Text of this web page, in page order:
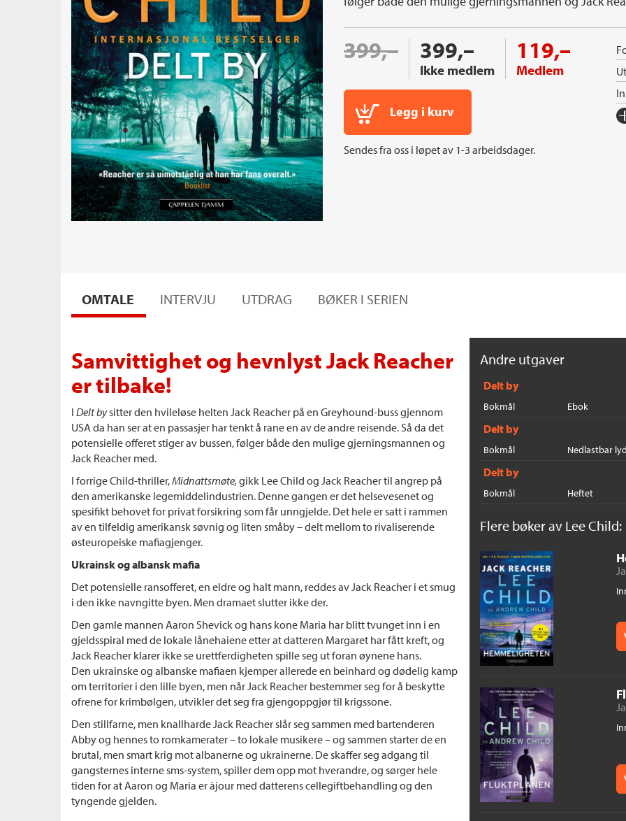
399,– 399,–
Ikke medlem
119,–
Medlem
Legg i kurv
Sendes fra oss i løpet av 1-3 arbeidsdager.
OMTALE INTERVJU UTDRAG BØKER I SERIEN
Samvittighet og hevnlyst Jack Reacher
er tilbake!
I Delt bysitter den hvileløse helten Jack Reacher på en Greyhound-buss gjennom
USA da han ser at en passasjer har tenkt å rane en av de andre reisende. Så da det
potensielle offeret stiger av bussen, følger både den mulige gjerningsmannen og
Jack Reacher med.
I forrige Child-thriller,Midnattsmøte,gikk Lee Child og Jack Reacher til angrep på
den amerikanske legemiddelindustrien. Denne gangen er det helsevesenet og
spesifikt behovet for privat forsikring som får unngjelde. Det hele er satt i rammen
av en tilfeldig amerikansk søvnig og liten småby – delt mellom to rivaliserende
østeuropeiske mafiagjenger.
Ukrainsk og albansk mafia
Det potensielle ransofferet, en eldre og halt mann, reddes av Jack Reacher i et smug
i den ikke navngitte byen. Men dramaet slutter ikke der.
Den gamle mannen Aaron Shevick og hans kone Maria har blitt tvunget inn i en
gjeldsspiral med de lokale lånehaiene etter at datteren Margaret har fått kreft, og
Jack Reacher klarer ikke se urettferdigheten spille seg ut foran øynene hans.
Den ukrainske og albanske mafiaen kjemper allerede en beinhard og dødelig kamp
om territorier i den lille byen, men når Jack Reacher bestemmer seg for å beskytte
ofrene for krimbølgen, utvikler det seg fra gjengoppgjør til krigssone.
Den stillfarne, men knallharde Jack Reacher slår seg sammen med bartenderen
Abby og hennes to romkamerater – to lokale musikere – og sammen starter de en
brutal, men smart krig mot albanerne og ukrainerne. De skaffer seg adgang til
gangsternes interne sms-system, spiller dem opp mot hverandre, og sørger hele
tiden for at Aaron og Maria er àjour med datterens cellegiftbehandling og den
tyngende gjelden.
Andre utgaver
Delt by
Bokmål Ebok
Delt by
Bokmål Nedlastbar
Delt by
Bokmål Heftet
Flere bøker av Lee Child: